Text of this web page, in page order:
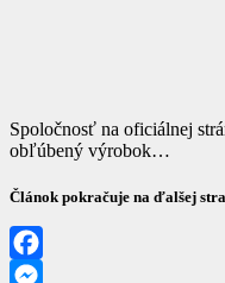
Spoločnosť na oficiálnej
obľúbený výrobok…
Článok pokračuje na ďalšej
Facebook